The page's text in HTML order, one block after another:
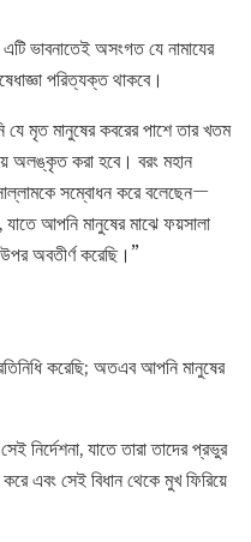
ভাবনাতেই অসংগত যে নামাযের
পরিত্যক্ত থাকবে।
মৃত মানুষের কবরের পাশে তার খতম
অলঙ্কৃত করা হবে। বরং মহান
সম্বোধন করে বলেছেন—
আপনি মানুষের মাঝে ফয়সালা
অবতীর্ণ করেছি।”
করেছি; অতএব আপনি মানুষের
নির্দেশনা, যাতে তারা তাদের প্রভুর
করে এবং সেই বিধান থেকে মুখ ফিরিয়ে